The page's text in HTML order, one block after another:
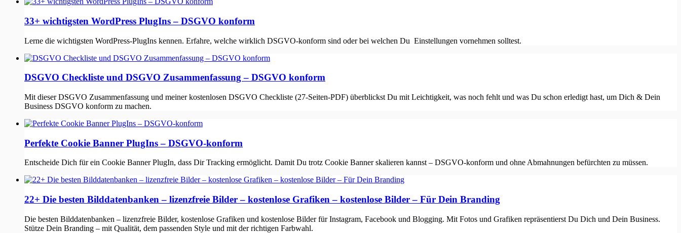
33+ wichtigsten WordPress PlugIns – DSGVO konform
Lerne die wichtigsten WordPress-PlugIns kennen. Erfahre, welche wirklich DSGVO-konform sind oder bei welchen Du Einstellungen vornehmen solltest.
DSGVO Checkliste und DSGVO Zusammenfassung – DSGVO konform
Mit dieser DSGVO Zusammenfassung und meiner kostenlosen DSGVO Checkliste (27-Seiten-PDF) überblickst Du mit Leichtigkeit, was noch fehlt und was Du schon erledigt hast, um Dich & Dein
Business DSGVO konform zu machen.
Perfekte Cookie Banner PlugIns – DSGVO-konform
Entscheide Dich für ein Cookie Banner PlugIn, dass Dir Tracking ermöglicht. Damit Du trotz Cookie Banner skalieren kannst – DSGVO-konform und ohne Abmahnungen befürchten zu müssen.
22+ Die besten Bilddatenbanken – lizenzfreie Bilder – kostenlose Grafiken – kostenlose Bilder – Für Dein Branding
Die besten Bilddatenbanken – lizenzfreie Bilder, kostenlose Grafiken und kostenlose Bilder für Instagram, Facebook und Blogging. Mit Fotos und Grafiken repräsentierst Du Dich und Dein Business.
Stütze Dein Branding – mit Qualität, dem passenden Style und mit der richtigen Farbwahl.